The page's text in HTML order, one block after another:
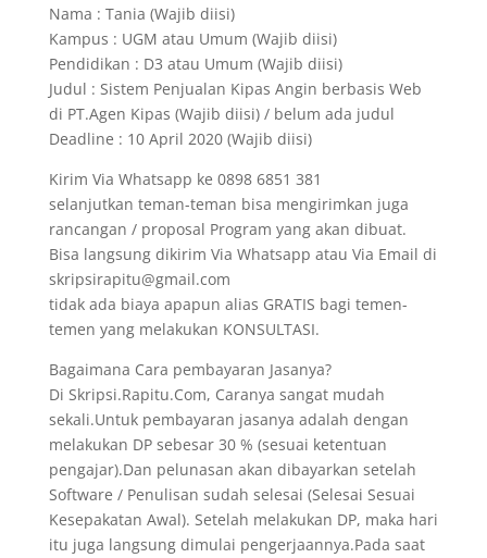
Nama : Tania (Wajib diisi)
Kampus : UGM atau Umum (Wajib diisi)
Pendidikan : D3 atau Umum (Wajib diisi)
Judul : Sistem Penjualan Kipas Angin berbasis Web
di PT.Agen Kipas (Wajib diisi) / belum ada judul
Deadline : 10 April 2020 (Wajib diisi)
Kirim Via Whatsapp ke 0898 6851 381
selanjutkan teman-teman bisa mengirimkan juga
rancangan / proposal Program yang akan dibuat.
Bisa langsung dikirim Via Whatsapp atau Via Email di
skripsirapitu@gmail.com
tidak ada biaya apapun alias GRATIS bagi temen-
temen yang melakukan KONSULTASI.
Bagaimana Cara pembayaran Jasanya?
Di Skripsi.Rapitu.Com, Caranya sangat mudah
sekali.Untuk pembayaran jasanya adalah dengan
melakukan DP sebesar 30 % (sesuai ketentuan
pengajar).Dan pelunasan akan dibayarkan setelah
Software / Penulisan sudah selesai (Selesai Sesuai
Kesepakatan Awal). Setelah melakukan DP, maka hari
itu juga langsung dimulai pengerjaannya.Pada saat